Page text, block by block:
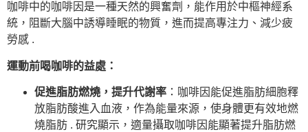
咖啡中的咖啡因是一種天然的興奮劑，能作用於中樞神經系
統，阻斷大腦中誘導睡眠的物質，進而提高專注力、減少疲
勞感 .
運動前喝咖啡的益處：
促進脂肪燃燒，提升代謝率 ：咖啡因能促進脂肪細胞釋
放脂肪酸進入血液，作為能量來源，使身體更有效地燃
燒脂肪 . 研究顯示，適量攝取咖啡因能顯著提升脂肪燃